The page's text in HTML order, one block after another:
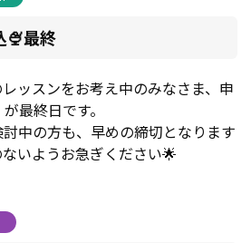
🍨最終
ッスンをお考え中のみなさま、申
最終日です。
中の方も、早めの締切となります
いようお急ぎください🌟